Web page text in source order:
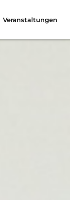
Veranstaltungen